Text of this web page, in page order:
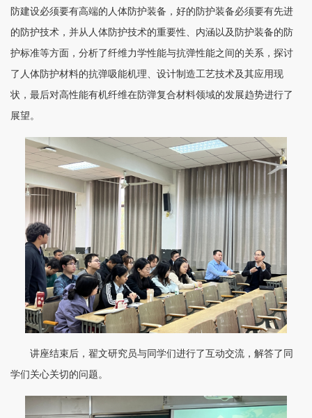
防建设必须要有高端的人体防护装备，好的防护装备必须要有先进
的防护技术，并从人体防护技术的重要性、内涵以及防护装备的防
护标准等方面，分析了纤维力学性能与抗弹性能之间的关系，探讨
了人体防护材料的抗弹吸能机理、设计制造工艺技术及其应用现
状，最后对高性能有机纤维在防弹复合材料领域的发展趋势进行了
展望。
讲座结束后，翟文研究员与同学们进行了互动交流，解答了同
学们关心关切的问题。